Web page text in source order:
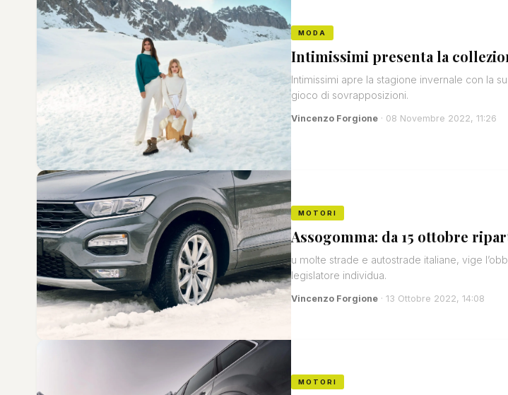
MODA
Intimissimi presenta la
Intimissimi apre la stagione invernale con la
gioco di sovrapposizioni.
Vincenzo Forgione · 08 Novembre 2022, 11:26
MOTORI
Assogomma: da 15 ottobre
u molte strade e autostrade italiane, vige
legislatore individua.
Vincenzo Forgione · 13 Ottobre 2022, 14:08
MOTORI